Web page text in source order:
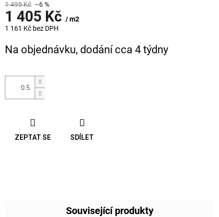
1 495 Kč –6 %
1 405 Kč / m2
1 161 Kč bez DPH
cena:
Na objednávku, dodání cca 4 týdny
ZEPTAT SE SDÍLET
Související produkty